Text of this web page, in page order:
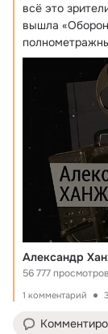
всё это
вышла
Александр
56 777 просмотров
1 комментарий